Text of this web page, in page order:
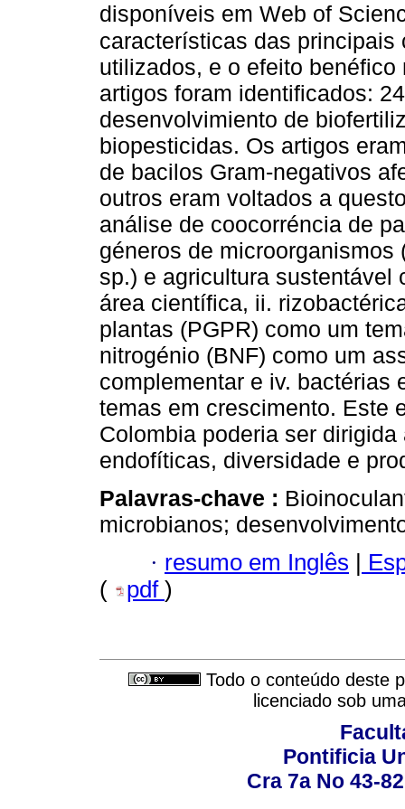
disponíveis em Web of
características das
utilizados, e o efeito
artigos foram identificados:
desenvolvimiento de
biopesticidas. Os artigos
de bacilos Gram-negativos
outros eram voltados a
análise de coocorréncia de
géneros de
sp.) e agricultura sustentável
área científica, ii.
plantas (PGPR) como um
nitrogénio (BNF) como um
complementar e iv. bactérias
temas em crescimento. Este
Colombia poderia ser
endofíticas, diversidade e
Palavras-chave :
microbianos;
· resumo em Inglês
(
pdf )
Todo o conteúdo deste
licenciado sob
Pontificia
Cra 7a No 43-